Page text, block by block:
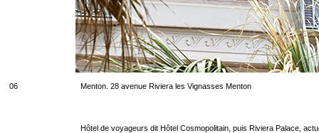
06 Menton. 28 avenue Riviera les Vignasses Menton
Hôtel de voyageurs dit Hôtel Cosmopolitain, puis Riviera Palace,